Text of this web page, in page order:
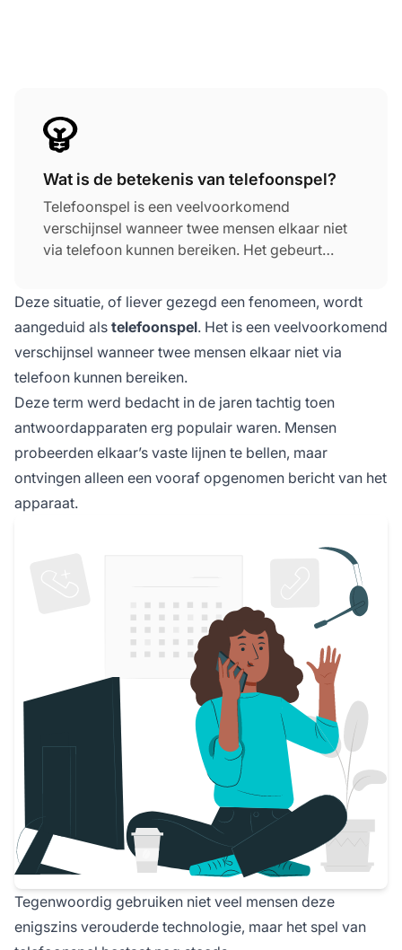
Wat is de betekenis van telefoonspel?
Telefoonspel is een veelvoorkomend
verschijnsel wanneer twee mensen elkaar niet
via telefoon kunnen bereiken. Het gebeurt
niet door kunt komen, en wanneer zij
uiteindelijk je berichten ontvangen en mislukte
oproepen ontdekken, kunnen zij op hun beurt
jou niet terugbellen.
Deze situatie, of liever gezegd een fenomeen, wordt
aangeduid als telefoonspel. Het is een veelvoorkomend
verschijnsel wanneer twee mensen elkaar niet via
telefoon kunnen bereiken.
Deze term werd bedacht in de jaren tachtig toen
antwoordapparaten erg populair waren. Mensen
probeerden elkaar’s vaste lijnen te bellen, maar
ontvingen alleen een vooraf opgenomen bericht van het
apparaat.
Tegenwoordig gebruiken niet veel mensen deze
enigszins verouderde technologie, maar het spel van